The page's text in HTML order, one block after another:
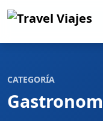
CATEGORÍA